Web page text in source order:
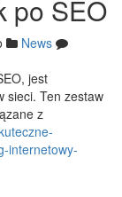
po SEO
News
jest
sieci. Ten zestaw
z
internetowy-